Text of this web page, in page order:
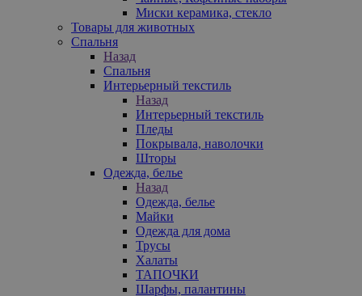
Миски керамика, стекло
Товары для животных
Спальня
Назад
Спальня
Интерьерный текстиль
Назад
Интерьерный текстиль
Пледы
Покрывала, наволочки
Шторы
Одежда, белье
Назад
Одежда, белье
Майки
Одежда для дома
Трусы
Халаты
ТАПОЧКИ
Шарфы, палантины